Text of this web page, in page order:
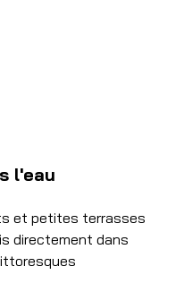
l'eau
et petites terrasses
directement dans